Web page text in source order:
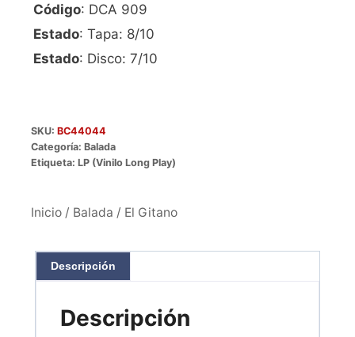
Código: DCA 909
Estado: Tapa: 8/10
Estado: Disco: 7/10
SKU: BC44044
Categoría: Balada
Etiqueta: LP (Vinilo Long Play)
Inicio / Balada / El Gitano
Descripción
Descripción